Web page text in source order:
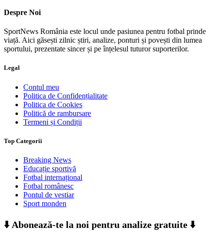
Despre Noi
SportNews România este locul unde pasiunea pentru fotbal prinde
viață. Aici găsești zilnic știri, analize, ponturi și povești din lumea
sportului, prezentate sincer și pe înțelesul tuturor suporterilor.
Legal
Contul meu
Politica de Confidențialitate
Politica de Cookies
Politică de rambursare
Termeni și Condiții
Top Categorii
Breaking News
Educație sportivă
Fotbal internațional
Fotbal românesc
Pontul de vestiar
Sport monden
⬇️ Abonează-te la noi pentru analize gratuite ⬇️